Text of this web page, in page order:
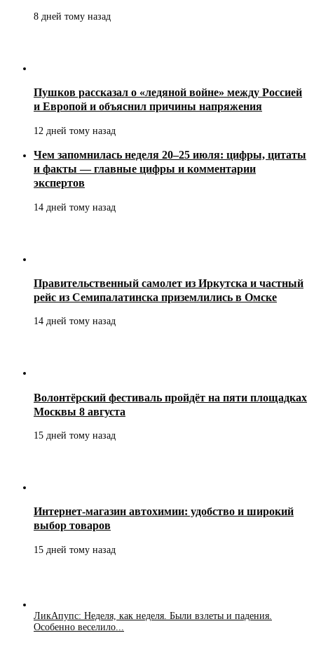
8 дней тому назад
Пушков рассказал о «ледяной войне» между Россией
и Европой и объяснил причины напряжения
12 дней тому назад
Чем запомнилась неделя 20–25 июля: цифры, цитаты
и факты — главные цифры и комментарии
экспертов
14 дней тому назад
Правительственный самолет из Иркутска и частный
рейс из Семипалатинска приземлились в Омске
14 дней тому назад
Волонтёрский фестиваль пройдёт на пяти площадках
Москвы 8 августа
15 дней тому назад
Интернет-магазин автохимии: удобство и широкий
выбор товаров
15 дней тому назад
ЛикАпупс: Неделя, как неделя. Были взлеты и падения.
Особенно веселило...